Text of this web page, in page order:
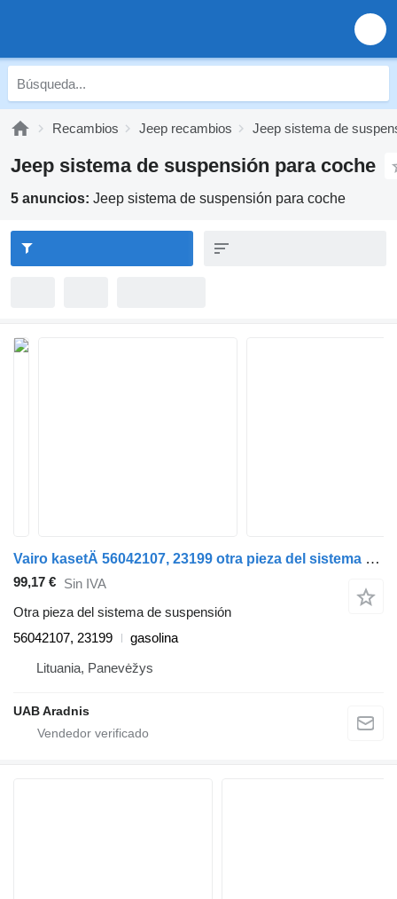
Recambios Jeep recambios Jeep sistema de
Jeep sistema de suspensión para coche
5 anuncios: Jeep sistema de suspensión para coche
Vairo kasetÄ 56042107, 23199 otra pieza del sistema de suspensión para Jeep GRAND CHEROKEE I (ZJ) coche
99,17 € Sin IVA
Otra pieza del sistema de suspensión
56042107, 23199
gasolina
Lituania, Panevėžys
UAB Aradnis